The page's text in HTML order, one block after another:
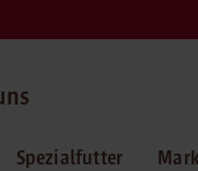
Spezialfutter